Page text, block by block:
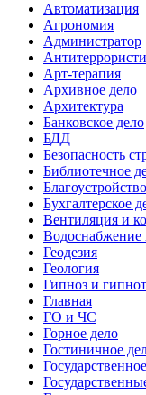
Автоматизация
Агрономия
Администратор
Арт-терапия
Архивное дело
Архитектура
Банковское дело
БДД
Безопасность
Библиотечное
Бухгалтерское
Вентиляция и
Водоснабжение
Геодезия
Геология
Гипноз и
Главная
ГО и ЧС
Горное дело
Гостиничное